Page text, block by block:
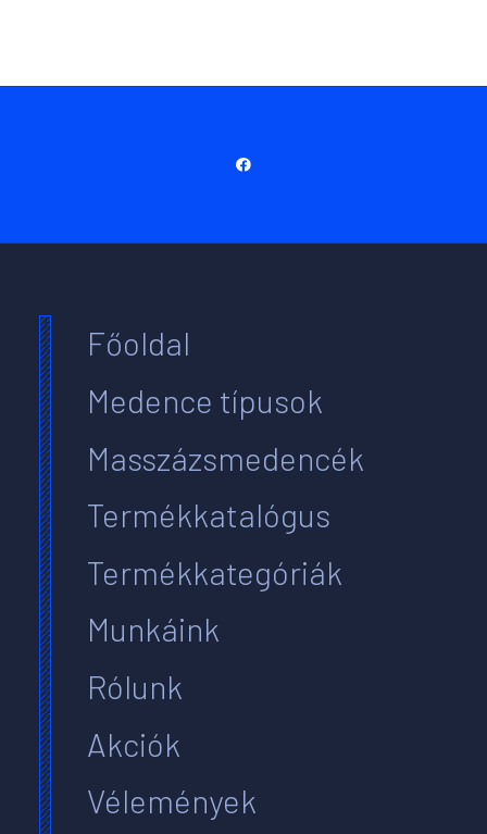
Főoldal
Medence típusok
Masszázsmedencék
Termékkatalógus
Termékkategóriák
Munkáink
Rólunk
Akciók
Vélemények